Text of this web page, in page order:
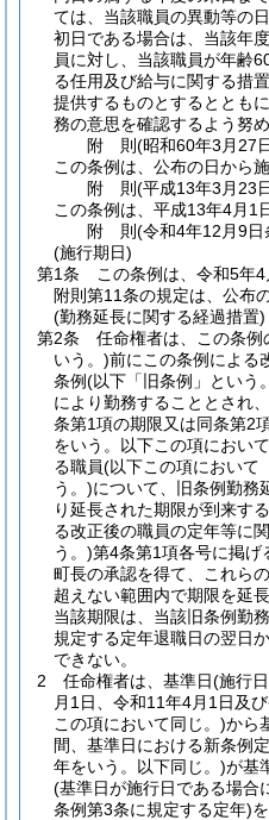
ては、当該職員の異動等の
初日である場合は、当該年
員に対し、当該職員が年齢
る任用及び給与に関する措
提供するものとするととも
務の意思を確認するよう努
附 則(昭和60年3月27
この条例は、公布の日から施
附 則(平成13年3月23
この条例は、平成13年4月1
附 則(令和4年12月9日
(施行期日)
第1条
この条例は、令和5年4
附則第11条の規定は、公布
(勤務延長に関する経過措置)
第2条
任命権者は、この条例
いう。)前にこの条例による
条例(以下「旧条例」という
により勤務することとされ
条第1項の期限又は同条第2
をいう。以下この項におい
る職員(以下この項において
う。)について、旧条例勤務
り延長された期限が到来す
る改正後の職員の定年等に
う。)第4条第1項各号に掲げ
町長の承認を得て、これら
超えない範囲内で期限を延
当該期限は、当該旧条例勤
規定する定年退職日の翌日
できない。
2
任命権者は、基準日(施行
月1日、令和11年4月1日及
この項において同じ。)から
間、基準日における新条例
年をいう。以下同じ。)が基
(基準日が施行日である場合
条例第3条に規定する定年)